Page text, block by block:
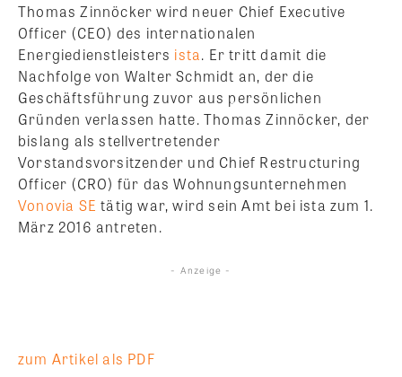
Thomas Zinnöcker wird neuer Chief Executive
Officer (CEO) des internationalen
Energiedienstleisters ista. Er tritt damit die
Nachfolge von Walter Schmidt an, der die
Geschäftsführung zuvor aus persönlichen
Gründen verlassen hatte. Thomas Zinnöcker, der
bislang als stellvertretender
Vorstandsvorsitzender und Chief Restructuring
Officer (CRO) für das Wohnungsunternehmen
Vonovia SE tätig war, wird sein Amt bei ista zum 1.
März 2016 antreten.
- Anzeige -
zum Artikel als PDF